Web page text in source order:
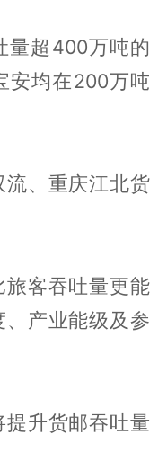
量超400万吨的
安均在200万吨
、重庆江北货
旅客吞吐量更能
产业能级及参
升货邮吞吐量